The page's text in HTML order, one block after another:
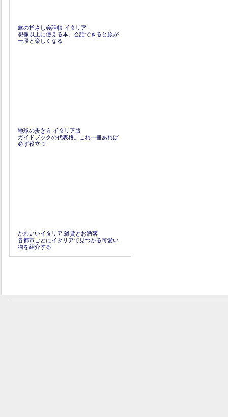
旅の指さし会話帳 イタリア
想像以上に使える本。会話できると旅が
一段と楽しくなる
地球の歩き方 イタリア版
ガイドブックの代表格。これ一冊あれば
必ず役立つ
かわいいイタリア 雑貨とお洒落
各都市ごとにイタリアで見つかる可愛い
物を紹介する